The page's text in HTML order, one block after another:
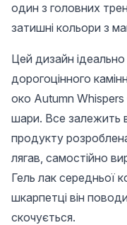
один з головних
затишні кольори з
Цей дизайн ідеально
дорогоцінного
око Autumn Whispers
шари. Все залежить
продукту
лягав, самостійно
Гель лак середньої
шкарпетці він
скочується.